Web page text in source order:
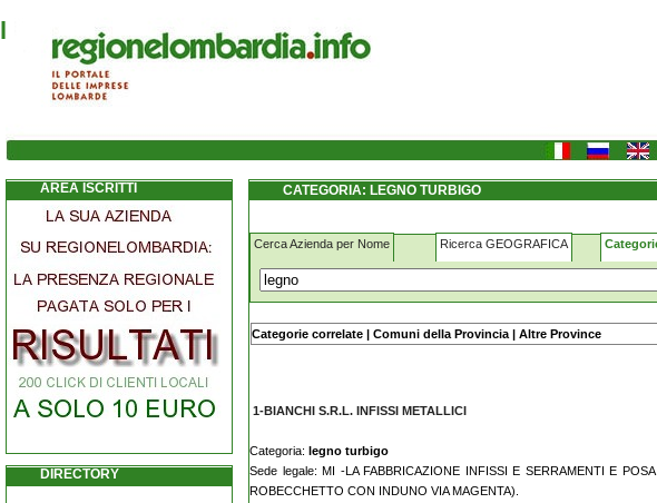
legno turbigo
AREA ISCRITTI
DIRECTORY
CATEGORIA: LEGNO TURBIGO
Cerca Azienda per Nome Ricerca GEOGRAFICA
Nome - Ragione sociale:
Categorie correlate | Comuni della Provincia | Altre Province
1-BIANCHI S.R.L. INFISSI METALLICI
Categoria: legno turbigo
Sede legale: MI -LA FABBRICAZIONE INFISSI E SERRAMENTI E
ROBECCHETTO CON INDUNO VIA MAGENTA).